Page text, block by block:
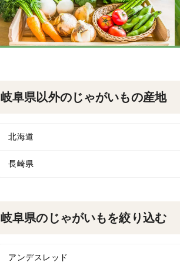
岐阜県以外のじゃがいもの産地
北海道
長崎県
岐阜県のじゃがいもを絞り込む
アンデスレッド